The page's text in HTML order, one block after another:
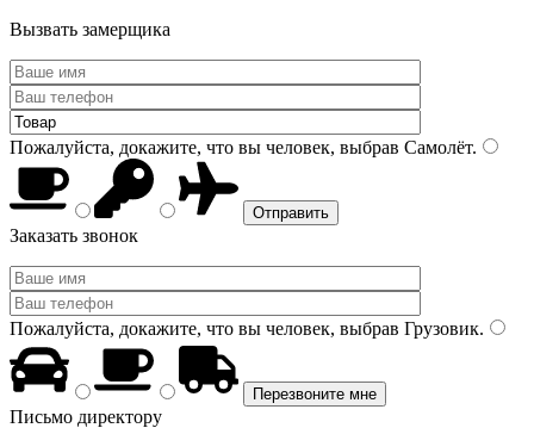
Вызвать замерщика
Пожалуйста, докажите, что вы человек, выбрав Самолёт.
Заказать звонок
Пожалуйста, докажите, что вы человек, выбрав Грузовик.
Письмо директору